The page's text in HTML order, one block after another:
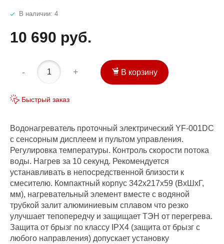
В наличии: 4
10 690 руб.
- + В корзину
Быстрый заказ
Водонагреватель проточный электрический YF-001DC
с сенсорным дисплеем и пультом управления.
Регулировка температуры. Контроль скорости потока
воды. Нагрев за 10 секунд. Рекомендуется
устанавливать в непосредственной близости к
cмесителю. Компактный корпус 342х217х59 (ВхШхГ,
мм), нагревательный элемент вместе с водяной
трубкой залит алюминиевым сплавом что резко
улучшает тепопередчу и защищает ТЭН от перегрева.
Защита от брызг по классу IPX4 (защита от брызг с
любого направления) допускает установку